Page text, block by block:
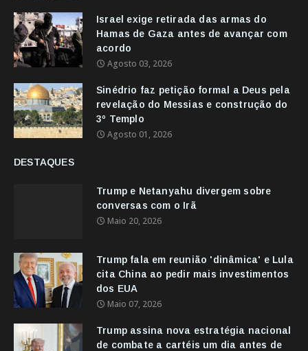
Israel exige retirada das armas do
Hamas de Gaza antes de avançar com
acordo
Agosto 03, 2026
Sinédrio faz petição formal a Deus pela
revelação do Messias e construção do
3º Templo
Agosto 01, 2026
DESTAQUES
Trump e Netanyahu divergem sobre
conversas com o Irã
Maio 20, 2026
Trump fala em reunião 'dinâmica' e Lula
cita China ao pedir mais investimentos
dos EUA
Maio 07, 2026
Trump assina nova estratégia nacional
de combate a cartéis um dia antes de